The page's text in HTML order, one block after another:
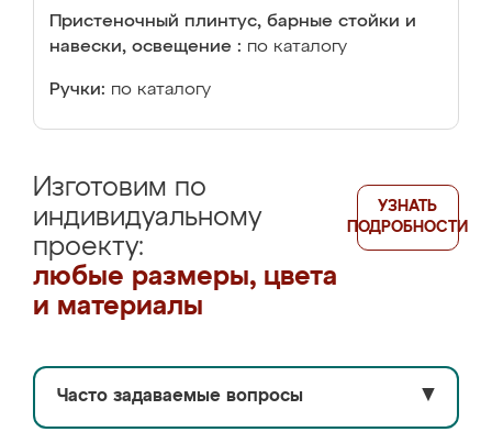
Пристеночный плинтус, барные стойки и
навески, освещение : по каталогу
Ручки: по каталогу
Изготовим по
индивидуальному
проекту:
любые размеры, цвета
и материалы
УЗНАТЬ
ПОДРОБНОСТИ
Часто задаваемые вопросы ▼